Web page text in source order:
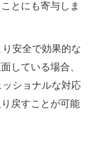
とにも寄与しま
安全で効果的な
している場合、
ショナルな対応
戻すことが可能